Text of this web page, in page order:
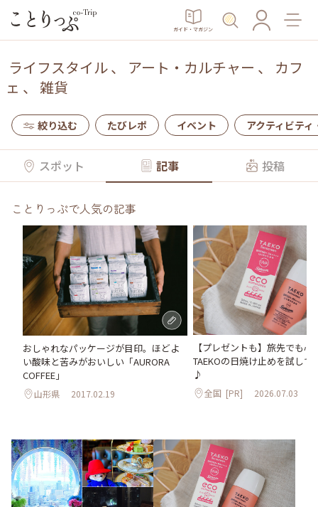
ガイド・マガジン
ライフスタイル、 アート・カルチャー 、 カフ
ェ 、 雑貨
絞り込む たびレポ イベント アクティビティ
スポット 記事 投稿
ことりっぷで人気の記事
おしゃれなパッケージが目印。ほどよ
い酸味と苦みがおいしい「AURORA
COFFEE」
山形県 2017.02.19
【プレゼントも】旅先でも心
TAEKOの日焼け止めを試して
♪
全国 [PR] 2026.07.03